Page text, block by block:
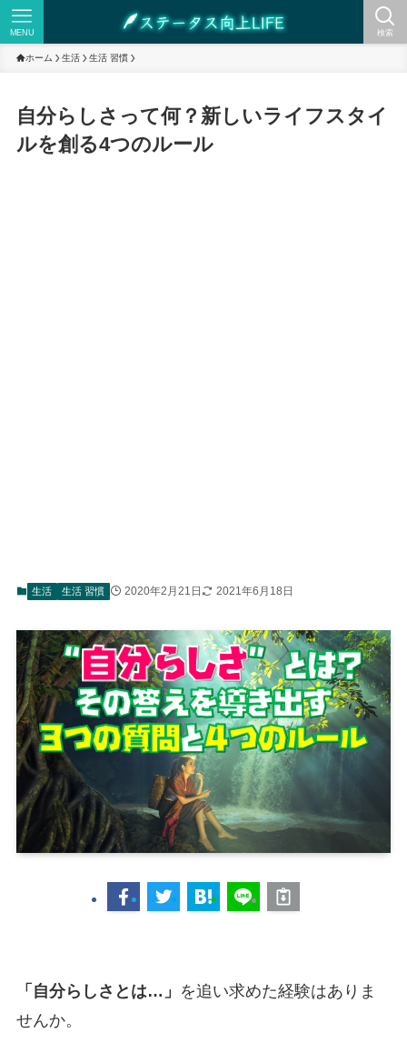
検索
MENU
ホーム 生活 生活 習慣
自分らしさって何？新しいライフスタイ
ルを創る4つのルール
生活 生活 習慣 2020年2月21日 2021年6月18日
「自分らしさとは…」 を追い求めた経験はありま
せんか。